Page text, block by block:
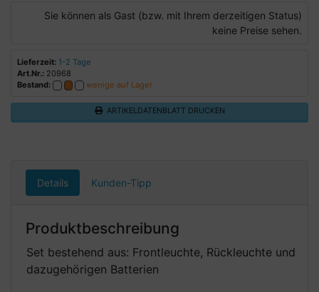
Sie können als Gast (bzw. mit Ihrem derzeitigen Status)
keine Preise sehen.
Lieferzeit: 1-2 Tage
Art.Nr.: 20968
Bestand:
wenige auf Lager
ARTIKELDATENBLATT DRUCKEN
Details Kunden-Tipp
Produktbeschreibung
Set bestehend aus: Frontleuchte, Rückleuchte und
dazugehörigen Batterien